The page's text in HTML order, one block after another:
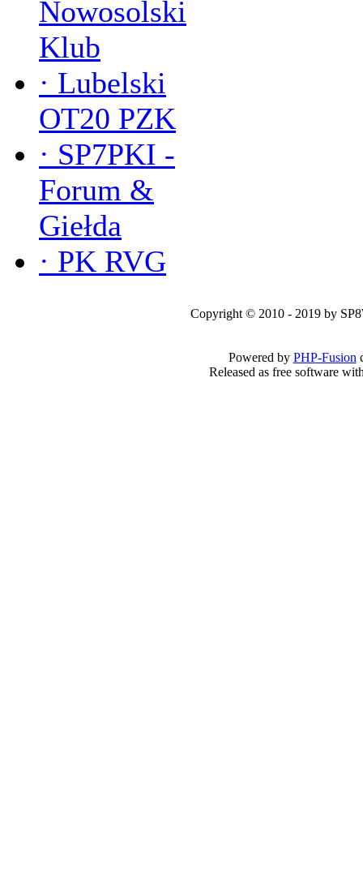
Nowosolski
Klub
· Lubelski
OT20 PZK
· SP7PKI -
Forum &
Giełda
· PK RVG
Copyright © 2010 - 2019 by
Powered by PHP-Fusion
Released as free software